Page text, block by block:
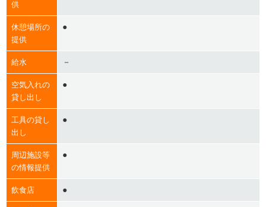
供
休憩場所の
提供
●
給水 －
空気入れの
貸し出し
●
工具の貸し
出し
●
周辺施設等
の情報提供
●
飲食店 ●